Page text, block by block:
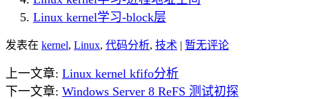
Linux kernel学习-block层
发表在 kernel, Linux, 代码分析, 技术 | 暂无评论
上一文章: Linux kernel kfifo分析
下一文章: Windows Server 8 ReFS 测试初探